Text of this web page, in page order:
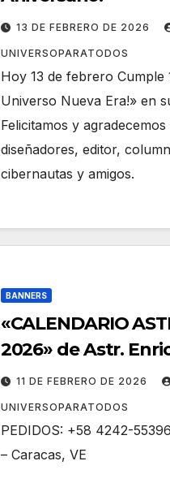
13 DE FEBRERO DE 2026
UNIVERSOPARATODOS
Hoy 13 de febrero Cumple
Universo Nueva Era!» en
Felicitamos y
diseñadores, editor,
cibernautas y amigos.
BANNERS
«CALENDARIO
2026» de Astr.
11 DE FEBRERO DE 2026
UNIVERSOPARATODOS
PEDIDOS: +58 4242-
– Caracas, VE